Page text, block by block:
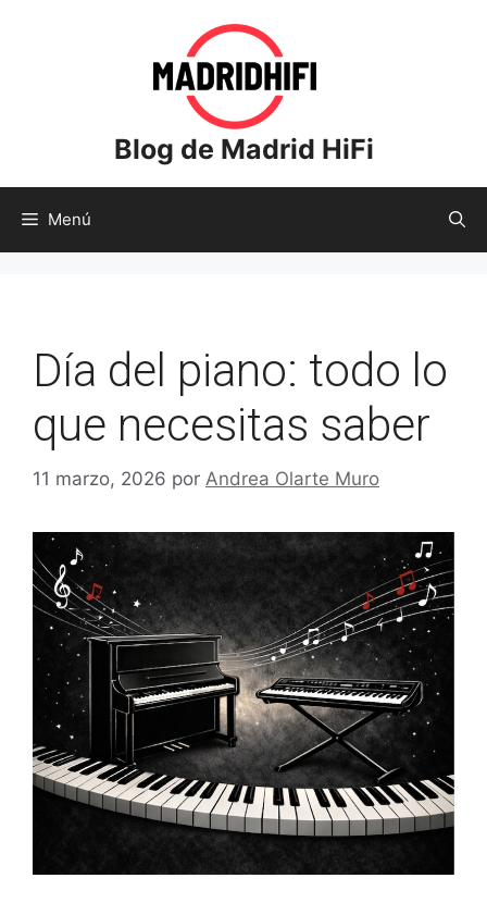
Blog de Madrid HiFi
Menú
Día del piano: todo lo
que necesitas saber
11 marzo, 2026 por Andrea Olarte Muro